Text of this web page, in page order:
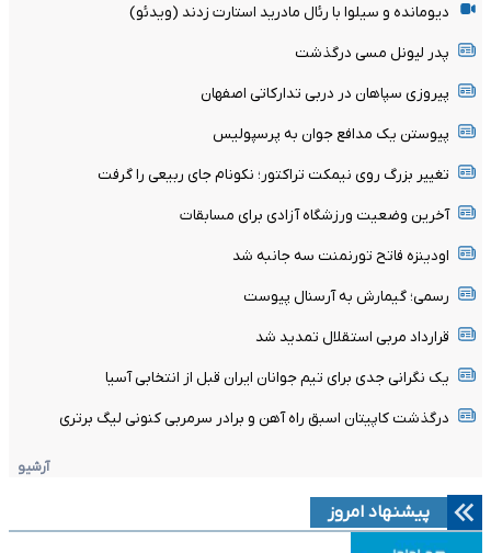
دیومانده و سیلوا با رئال مادرید استارت زدند (ویدئو)
پدر لیونل مسی درگذشت
پیروزی سپاهان در دربی تدارکاتی اصفهان
پیوستن یک مدافع جوان به پرسپولیس
تغییر بزرگ روی نیمکت تراکتور؛ نکونام جای ربیعی را گرفت
آخرین وضعیت ورزشگاه آزادی برای مسابقات
اودینزه فاتح تورنمنت سه جانبه شد
رسمی؛ گیمارش به آرسنال پیوست
قرارداد مربی استقلال تمدید شد
یک نگرانی جدی برای تیم جوانان ایران قبل از انتخابی آسیا
درگذشت کاپیتان اسبق راه آهن و برادر سرمربی کنونی لیگ برتری
آرشیو
پیشنهاد امروز